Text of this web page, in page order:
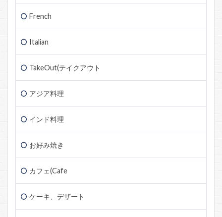
French
Italian
TakeOut(テイクアウト
アジア料理
インド料理
お好み焼き
カフェ(Cafe
ケーキ、デザート